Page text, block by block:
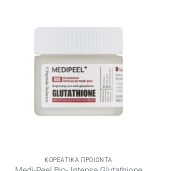
ΚΟΡΕΑΤΙΚΑ ΠΡΟΙΟΝΤΑ